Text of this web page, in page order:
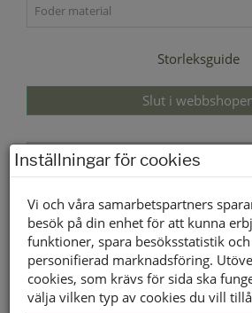
Foder material
Storleksguide
Slut i
Lagerstatus per butik
Borlänge
Buffert lager
LEVERANS INOM 2-4 DAGAR
Inställningar för cookies
Vi och våra samarbetspartners
besök på din enhet för att kunna
funktioner, spara besöksstatistik
personifierad marknadsföring.
cookies, som krävs för sida ska
välja vilken typ av cookies du vill